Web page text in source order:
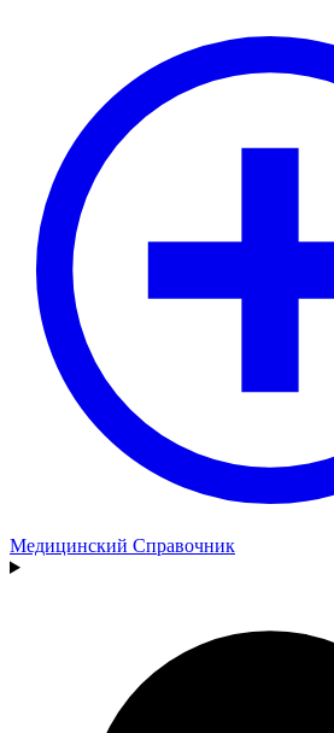
Медицинский Справочник